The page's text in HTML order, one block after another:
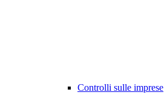
Controlli sulle imprese